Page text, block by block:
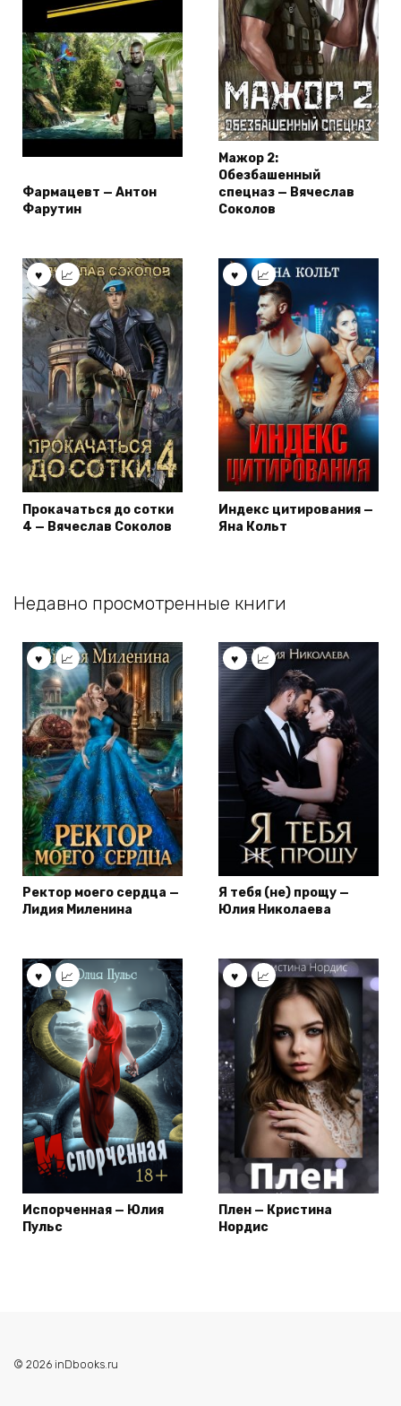
Фармацевт — Антон
Фарутин
Мажор 2:
Обезбашенный
спецназ — Вячеслав
Соколов
Прокачаться до сотки
4 — Вячеслав Соколов
Индекс цитирования —
Яна Кольт
Недавно просмотренные книги
Ректор моего сердца —
Лидия Миленина
Я тебя (не) прощу —
Юлия Николаева
Испорченная — Юлия
Пульс
Плен — Кристина
Нордис
© 2026 inDbooks.ru